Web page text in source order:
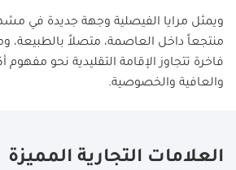
ويمثل مرايا الفيصلية وجهة جديدة في
منتجعاً داخل العاصمة، متصلاً بالطبيعة،
فاخرة تتجاوز الإقامة التقليدية نحو مفهوم
والعافية والخصوصية.
العلامات التجارية المميزة